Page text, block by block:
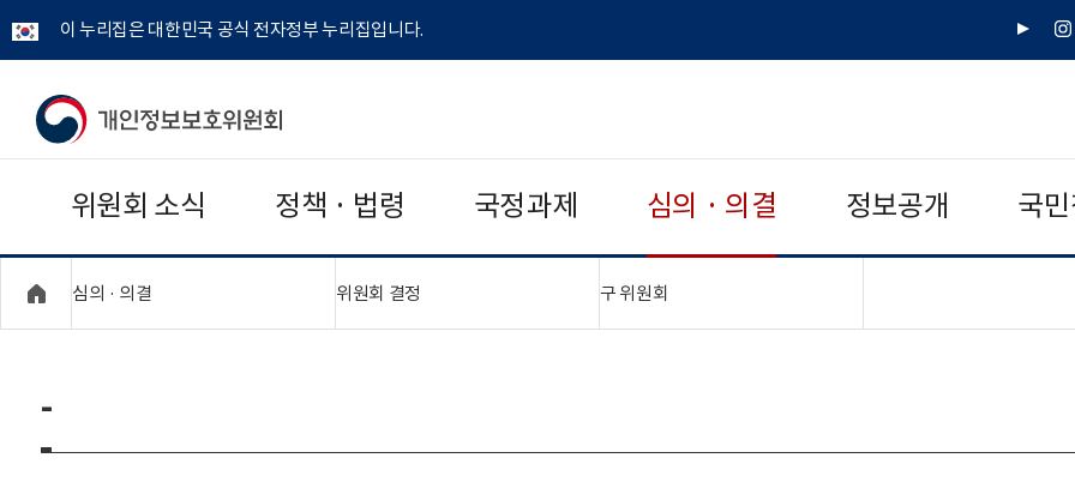
이 누리집은 대한민국 공식 전자정부 누리집입니다.
유
인
개
보
보
위
위원회 소식 정책 · 법령 국정과제 심의 · 의결 정보공개 국
심의 · 의결 위원회 결정 구 위원회
-